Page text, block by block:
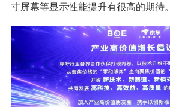
寸屏幕等显示性能提升有很高的期待。